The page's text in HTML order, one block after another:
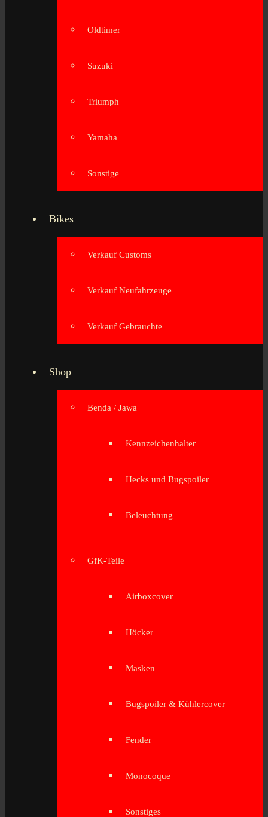
Oldtimer
Suzuki
Triumph
Yamaha
Sonstige
Bikes
Verkauf Customs
Verkauf Neufahrzeuge
Verkauf Gebrauchte
Shop
Benda / Jawa
Kennzeichenhalter
Hecks und Bugspoiler
Beleuchtung
GfK-Teile
Airboxcover
Höcker
Masken
Bugspoiler & Kühlercover
Fender
Monocoque
Sonstiges